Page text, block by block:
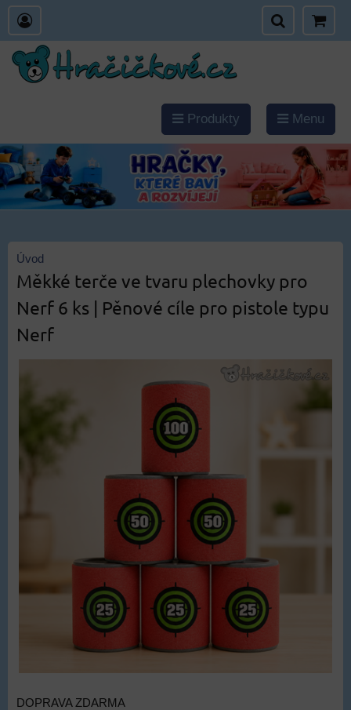
Produkty Menu
Úvod
Měkké terče ve tvaru plechovky pro
Nerf 6 ks | Pěnové cíle pro pistole typu
Nerf
DOPRAVA ZDARMA